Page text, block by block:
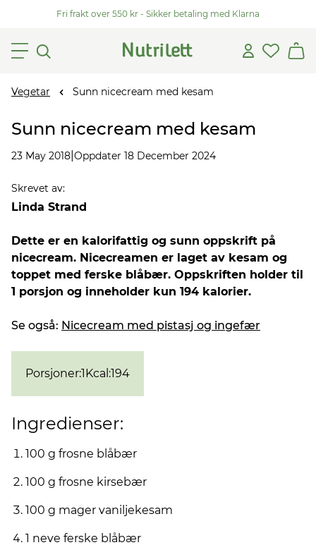
Fri frakt over 550 kr - Sikker betaling med Klarna
Vegetar Sunn nicecream med kesam
Sunn nicecream med kesam
23 May 2018 Oppdater 18 December 2024
Skrevet av:
Linda Strand
Dette er en kalorifattig og sunn oppskrift på
nicecream. Nicecreamen er laget av kesam og
toppet med ferske blåbær. Oppskriften holder til
1 porsjon og inneholder kun 194 kalorier.
Se også: Nicecream med pistasj og ingefær
Porsjoner:1Kcal :194
Ingredienser:
100 g frosne blåbær
100 g frosne kirsebær
100 g mager vaniljekesam
1 neve ferske blåbær